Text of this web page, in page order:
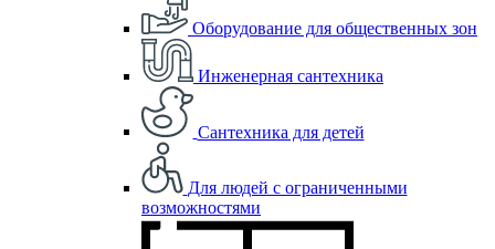
Оборудование для общественных зон
Инженерная сантехника
Сантехника для детей
Для людей с ограниченными
возможностями